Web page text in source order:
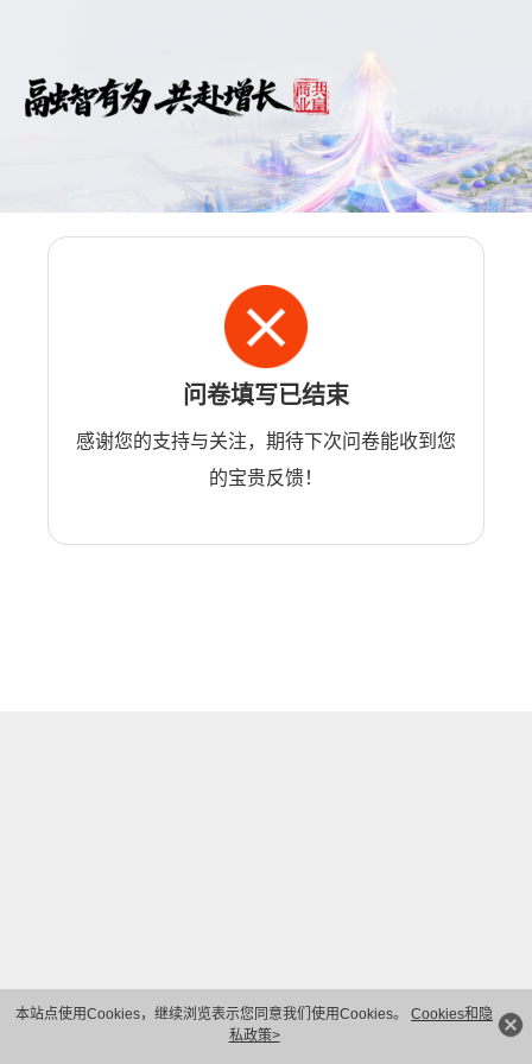
本站点使用Cookies，继续浏览表示您同意我们使用Cookies。 Cookies和隐
私政策>
问卷填写已结束
感谢您的支持与关注，期待下次问卷能收到您
的宝贵反馈！